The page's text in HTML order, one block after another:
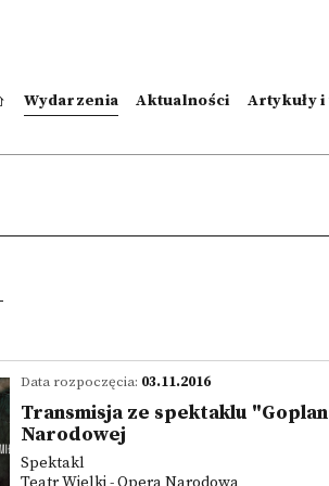
Wydarzenia Aktualności Artykuły i
Data rozpoczęcia: 03.11.2016
Transmisja ze spektaklu
Narodowej
Spektakl